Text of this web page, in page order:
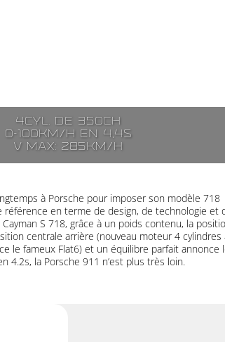
4cyl. de 350ch
0-100km/h en 4,4s
V max: 285km/h
à Porsche pour imposer son modèle 718
référence en terme de design, de technologie et
S 718, grâce à un poids contenu, la
centrale arrière (nouveau moteur 4 cylindres
le fameux Flat6) et un équilibre parfait annonce
4.2s, la Porsche 911 n’est plus très loin.